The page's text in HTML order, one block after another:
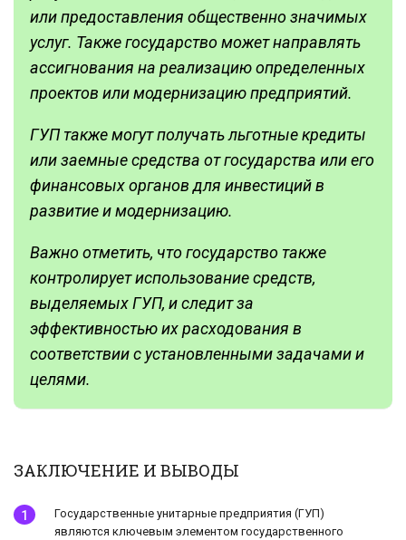
или предоставления общественно значимых
услуг. Также государство может направлять
ассигнования на реализацию определенных
проектов или модернизацию предприятий.
ГУП также могут получать льготные кредиты
или заемные средства от государства или его
финансовых органов для инвестиций в
развитие и модернизацию.
Важно отметить, что государство также
контролирует использование средств,
выделяемых ГУП, и следит за
эффективностью их расходования в
соответствии с установленными задачами и
целями.
ЗАКЛЮЧЕНИЕ И ВЫВОДЫ
Государственные унитарные предприятия (ГУП)
являются ключевым элементом государственного